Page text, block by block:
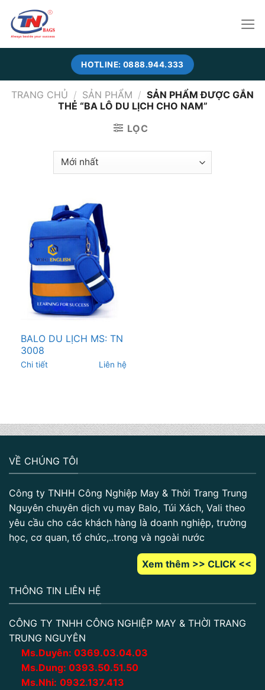
content
HOTLINE: 0888.944.333
TRANG CHỦ / SẢN PHẨM / SẢN PHẨM ĐƯỢC GẮN
THẺ “BA LÔ DU LỊCH CHO NAM”
LỌC
BALO DU LỊCH MS: TN
3008
Chi tiết Liên hệ
VỀ CHÚNG TÔI
Công ty TNHH Công Nghiệp May & Thời Trang Trung
Nguyên chuyên dịch vụ may Balo, Túi Xách, Vali theo
yêu cầu cho các khách hàng là doanh nghiệp, trường
học, cơ quan, tổ chức,..trong và ngoài nước
Xem thêm >> CLICK <<
THÔNG TIN LIÊN HỆ
CÔNG TY TNHH CÔNG NGHIỆP MAY & THỜI TRANG
TRUNG NGUYÊN
Ms.Duyên: 0369.03.04.03
Ms.Dung: 0393.50.51.50
Ms.Nhi: 0932.137.413